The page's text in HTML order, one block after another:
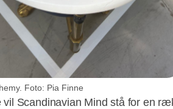
Foto: Pia Finne
vil Scandinavian Mind stå for en